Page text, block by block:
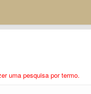
uma pesquisa por termo.